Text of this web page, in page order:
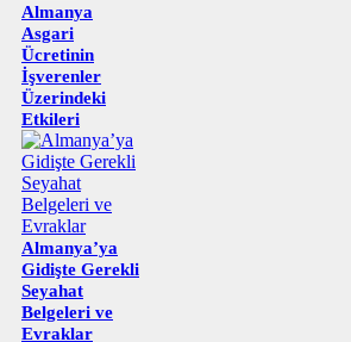
Almanya
Asgari
Ücretinin
İşverenler
Üzerindeki
Etkileri
Almanya’ya
Gidişte Gerekli
Seyahat
Belgeleri ve
Evraklar